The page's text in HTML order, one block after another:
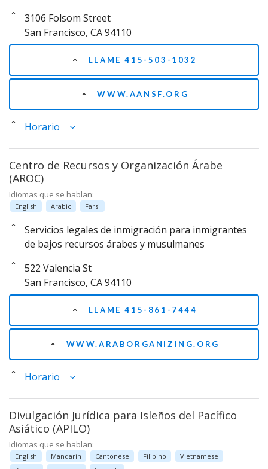
3106 Folsom Street
San Francisco, CA 94110
LLAME 415-503-1032
WWW.AANSF.ORG
Horario
Centro de Recursos y Organización Árabe
(AROC)
Idiomas que se hablan:
English Arabic Farsi
Servicios legales de inmigración para inmigrantes
de bajos recursos árabes y musulmanes
522 Valencia St
San Francisco, CA 94110
LLAME 415-861-7444
WWW.ARABORGANIZING.ORG
Horario
Divulgación Jurídica para Isleños del Pacífico
Asiático (APILO)
Idiomas que se hablan:
English Mandarin Cantonese Filipino
Vietnamese